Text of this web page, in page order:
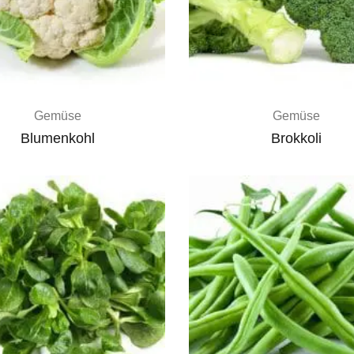
Gemüse
Blumenkohl
Gemüse
Brokkoli